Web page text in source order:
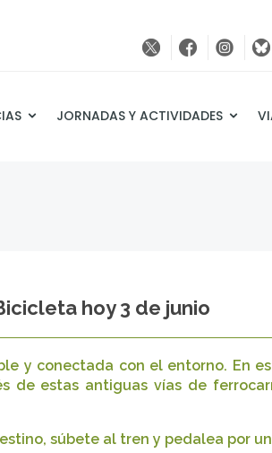
JORNADAS Y ACTIVIDADES
hoy 3 de junio
y conectada con el entorno. En
estas antiguas vías de
súbete al tren y pedalea por